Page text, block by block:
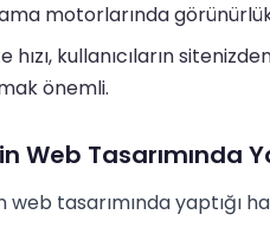
motorlarında
hızı, kullanıcıların
önemli.
Web Tasarımında
tasarımında yaptığı